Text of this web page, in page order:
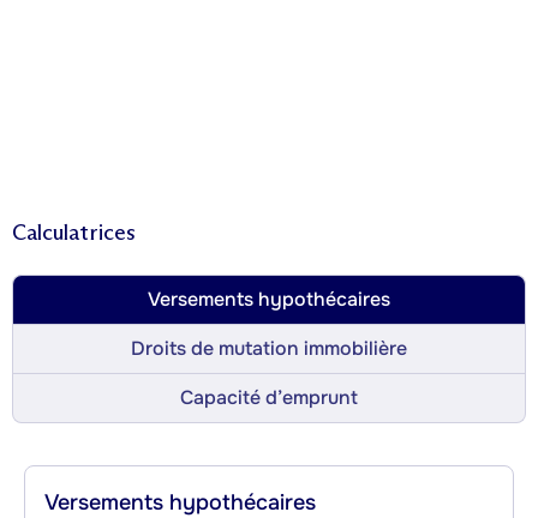
Calculatrices
Versements hypothécaires
Droits de mutation immobilière
Capacité d’emprunt
Versements hypothécaires